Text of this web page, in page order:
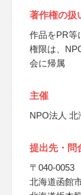
著作権の扱
作品をPR等
権限は、
会に帰属
主催
NPO法人 北
提出先・問
〒040-0053
北海道函館